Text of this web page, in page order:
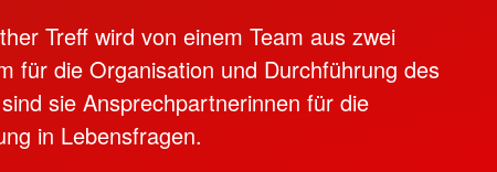
Treff wird von einem Team aus zwei
für die Organisation und Durchführung des
sie Ansprechpartnerinnen für die
in Lebensfragen.